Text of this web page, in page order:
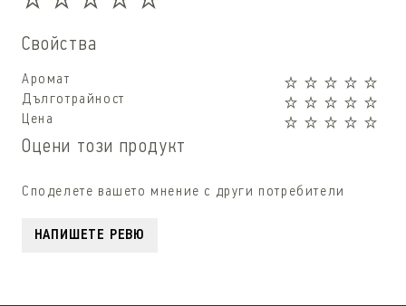
Свойства
Аромат
Дълготрайност
Цена
Оцени този продукт
Споделете вашето мнение с други потребители
НАПИШЕТЕ РЕВЮ